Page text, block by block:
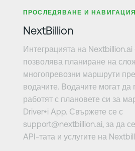
ПРОСЛЕДЯВАНЕ И НАВИГАЦИЯ
NextBillion
Интеграцията на
позволява планиране на
многопревозни маршрути
водачите. Водачите могат да
работят с плановете си за
Driver•i App. Свържете се с
support@nextbillion.ai, за да
API-тата и услугите на